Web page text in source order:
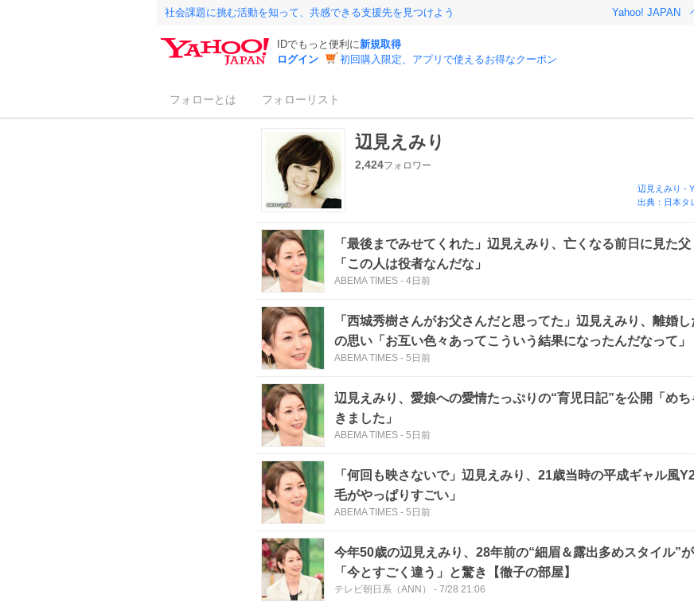
社会課題に挑む活動を知って、共感できる支援先を見つけよう Yahoo! JAPAN
IDでもっと便利に新規取得
ログイン
初回購入限定、アプリで使えるお得なクーポン
フォローとは フォローリスト
辺見えみり
2,424フォロワー
辺見えみり -
出典：日本タ
「最後までみせてくれた」辺見えみり、亡くなる前日に見た
「この人は役者なんだな」
ABEMA TIMES - 4日前
「西城秀樹さんがお父さんだと思ってた」辺見えみり、離婚
の思い「お互い色々あってこういう結果になったんだなって」
ABEMA TIMES - 5日前
辺見えみり、愛娘への愛情たっぷりの“育児日記”を公開「め
きました」
ABEMA TIMES - 5日前
「何回も映さないで」辺見えみり、21歳当時の平成ギャル風
毛がやっぱりすごい」
ABEMA TIMES - 5日前
今年50歳の辺見えみり、28年前の“細眉＆露出多めスタイル”
「今とすごく違う」と驚き【徹子の部屋】
テレビ朝日系（ANN） - 7/28 21:06